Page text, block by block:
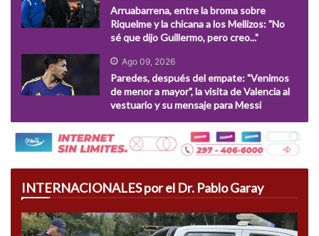
Arruabarrena, entre la broma sobre
Riquelme y la chicana a los Mellizos: "No
sé que dijo Guillermo, pero creo..."
Ago 09, 2026
Paredes, después del empate: "Venimos
de menor a mayor", la visita de Valencia al
vestuario y su mensaje para Messi
INTERNACIONALES por el Dr. Pablo Garay